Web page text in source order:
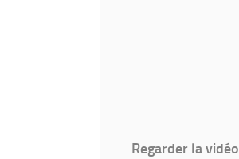
Regarder la vidéo